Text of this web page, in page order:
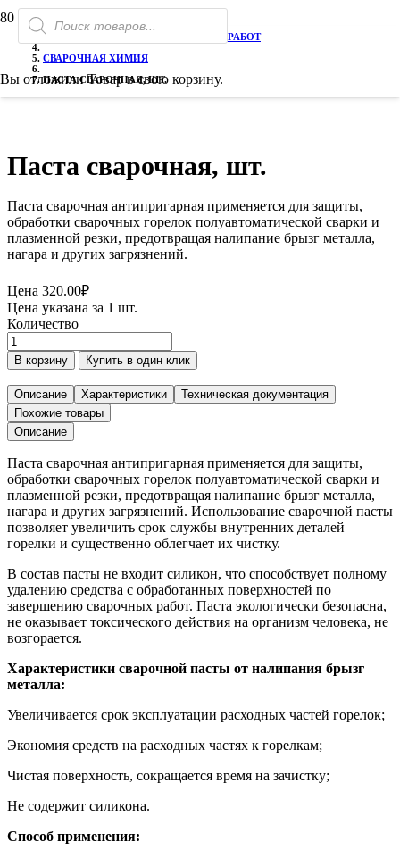
Поиск
товаров
Вы отложилиТоварв свою корзину.
ТОВАРЫ ДЛЯ ЭЛЕКТРОСВАРОЧНЫХ РАБОТ
СВАРОЧНАЯ ХИМИЯ
ПАСТА СВАРОЧНАЯ, ШТ.
Паста сварочная, шт.
Паста сварочная антипригарная применяется для защиты,
обработки сварочных горелок полуавтоматической сварки и
плазменной резки, предотвращая налипание брызг металла,
нагара и других загрязнений.
Цена 320.00₽
Цена указана за 1 шт.
Количество
Количество
товара
Паста
сварочная,
шт.
В корзину Купить в один клик
Описание Характеристики
Техническая документация
Похожие товары
Описание
Паста сварочная антипригарная применяется для защиты,
обработки сварочных горелок полуавтоматической сварки и
плазменной резки, предотвращая налипание брызг металла,
нагара и других загрязнений. Использование сварочной пасты
позволяет увеличить срок службы внутренних деталей
горелки и существенно облегчает их чистку.
В состав пасты не входит силикон, что способствует полному
удалению средства с обработанных поверхностей по
завершению сварочных работ. Паста экологически безопасна,
не оказывает токсического действия на организм человека, не
возгорается.
Характеристики сварочной пасты от налипания брызг
металла:
Увеличивается срок эксплуатации расходных частей горелок;
Экономия средств на расходных частях к горелкам;
Чистая поверхность, сокращается время на зачистку;
Не содержит силикона.
Способ применения:
РАСПРОДАЖА!
РАСПРОДАЖА!